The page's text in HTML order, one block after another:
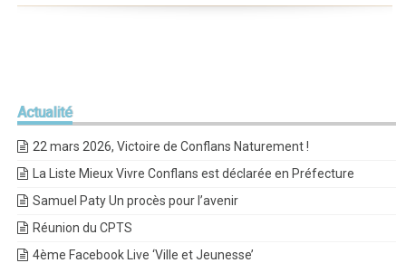
Actualité
22 mars 2026, Victoire de Conflans Naturement !
La Liste Mieux Vivre Conflans est déclarée en Préfecture
Samuel Paty Un procès pour l’avenir
Réunion du CPTS
4ème Facebook Live ‘Ville et Jeunesse’